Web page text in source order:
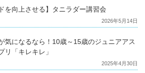
を向上させる】タニラダー講習会
2026年5月14日
気になるなら！10歳～15歳のジュニアアス
リ「キレキレ」
2025年4月30日